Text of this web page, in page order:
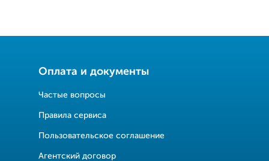
Оплата и документы
Частые вопросы
Правила сервиса
Пользовательское соглашение
Агентский договор